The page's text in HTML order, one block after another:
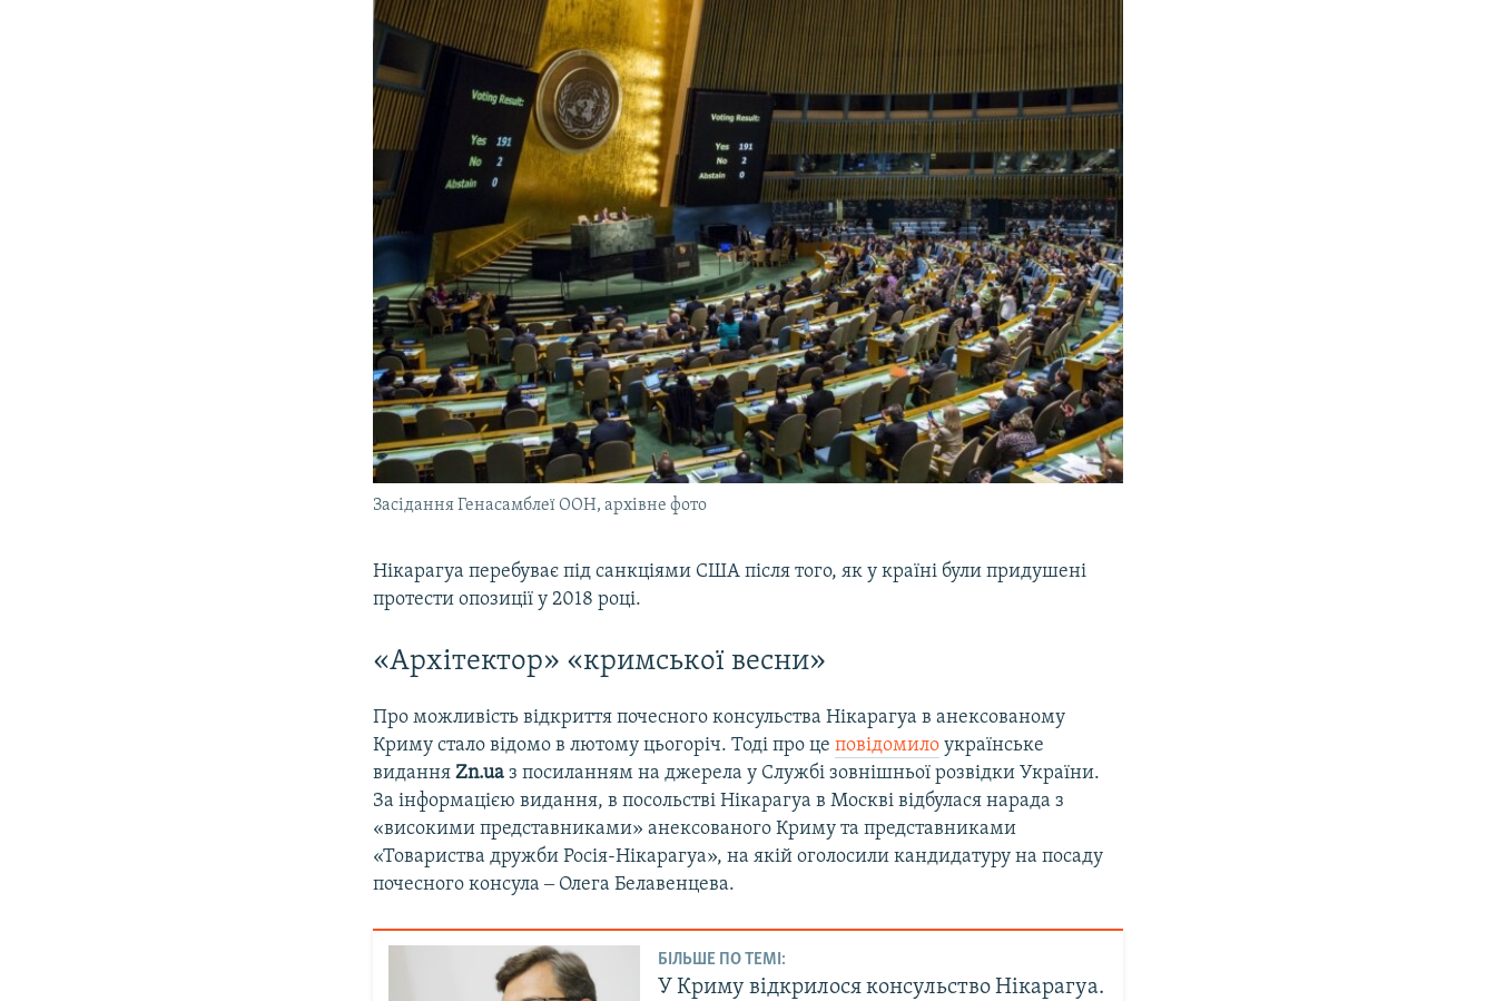
Засідання Генасамблеї ООН, архівне фото
Нікарагуа перебуває під санкціями США після того, як у країні були придушені
протести опозиції у 2018 році.
«Архітектор» «кримської весни»
Про можливість відкриття почесного консульства Нікарагуа в анексованому
Криму стало відомо в лютому цьогоріч. Тоді про цеповідомило українське
виданняZn.ua з посиланням на джерела у Службі зовнішньої розвідки України.
За інформацією видання, в посольстві Нікарагуа в Москві відбулася нарада з
«високими представниками» анексованого Криму та представниками
«Товариства дружби Росія-Нікарагуа», на якій оголосили кандидатуру на посаду
почесного консула ‒ Олега Белавенцева.
БІЛЬШЕ ПО ТЕМІ:
У Криму відкрилося консульство Нікарагуа.